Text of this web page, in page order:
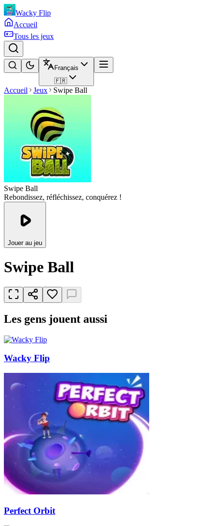
Wacky Flip
Accueil
Tous les jeux
Français
🇫🇷
Accueil Jeux Swipe Ball
Swipe Ball
Rebondissez, réfléchissez, conquérez !
Jouer au jeu
Swipe Ball
Les gens jouent aussi
Wacky Flip
Perfect Orbit